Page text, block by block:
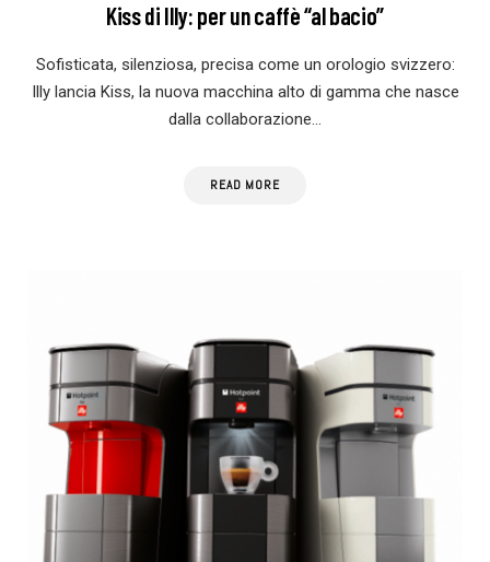
Kiss di Illy: per un caffè “al bacio”
Sofisticata, silenziosa, precisa come un orologio svizzero:
Illy lancia Kiss, la nuova macchina alto di gamma che nasce
dalla collaborazione…
READ MORE